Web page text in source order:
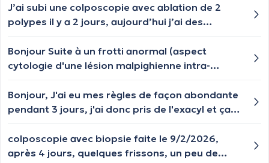
revient. J’ai consulté, fait des analyses (pas de
mycose et pH ok), changé de lessive, gel
allergie). J’ai essayé de porter des vêtements
amples et plusieurs crèmes (cicalfate,
depuis un certain temps car cela me fait mal.
Rien n’y fait. J’ai arrêté la pilule cette semaine
disant que le problème pouvait venir de là. J’ai
aussi eu des plaques d’irritation cette semaine
J’ai subi une colposcopie avec ablation de 2
polypes il y a 2 jours, aujourd’hui j’ai des
anticoagulants. Dois-je les arrêter
momentanément ou pas ?
Bonjour Suite à un frotti anormal (aspect
cytologie d'une lésion malpighienne intra-
fait une colposcopie le 6 mai 2026. Le
gynécologue n'était pas très optimiste au vu
d'un frotti pouvaient ne pas refléter toute la
réalité d'où la colposcopie. Cela fait maintenant
Bonjour, J'ai eu mes règles de façon abondante
pendant 3 jours, j'ai donc pris de l'exacyl et ça
aussi détecté un hpv groupe P2(56,59,66) peut-
il avoir un lien avec mes saignements, ce hpv
colposcopie avec biopsie faite le 9/2/2026,
après 4 jours, quelques frissons, un peu de